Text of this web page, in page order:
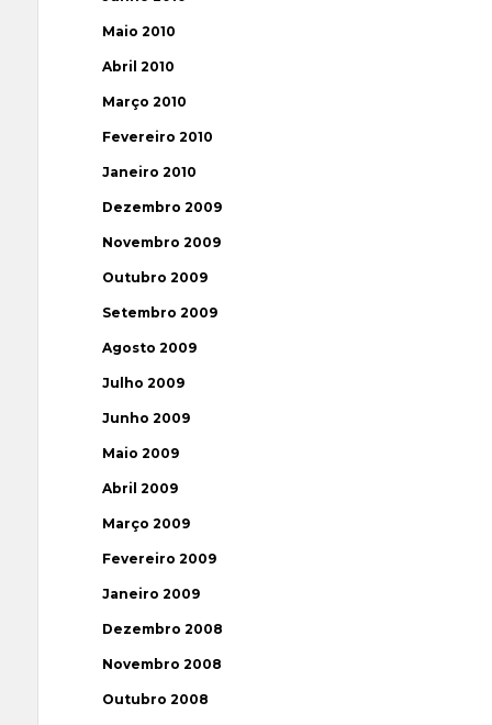
Maio 2010
Abril 2010
Março 2010
Fevereiro 2010
Janeiro 2010
Dezembro 2009
Novembro 2009
Outubro 2009
Setembro 2009
Agosto 2009
Julho 2009
Junho 2009
Maio 2009
Abril 2009
Março 2009
Fevereiro 2009
Janeiro 2009
Dezembro 2008
Novembro 2008
Outubro 2008